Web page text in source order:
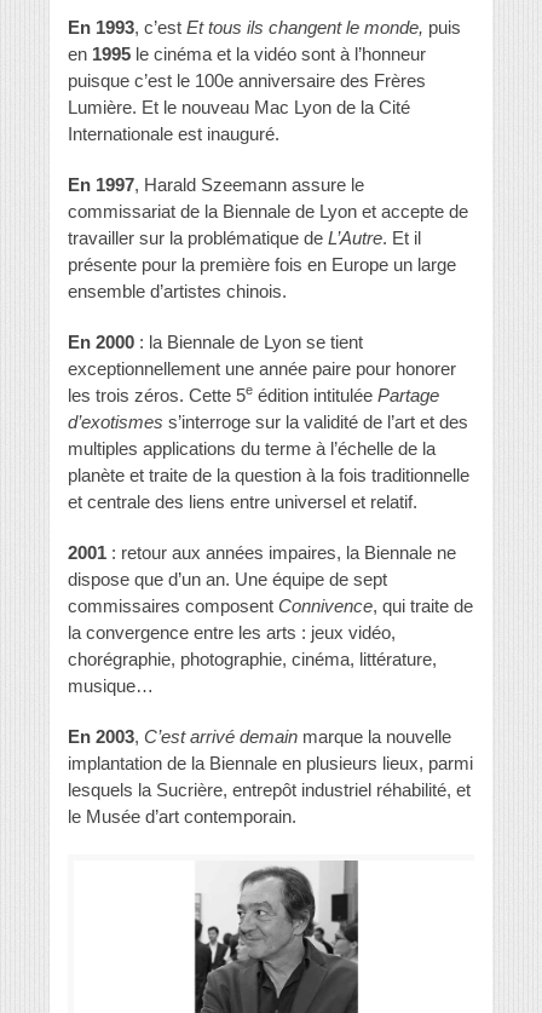
En 1993, c’est Et tous ils changent le monde, puis
en 1995 le cinéma et la vidéo sont à l’honneur
puisque c’est le 100e anniversaire des Frères
Lumière. Et le nouveau Mac Lyon de la Cité
Internationale est inauguré.
En 1997, Harald Szeemann assure le
commissariat de la Biennale de Lyon et accepte de
travailler sur la problématique de L’Autre. Et il
présente pour la première fois en Europe un large
ensemble d’artistes chinois.
En 2000 : la Biennale de Lyon se tient
exceptionnellement une année paire pour honorer
les trois zéros. Cette 5e édition intitulée Partage
d’exotismes s’interroge sur la validité de l’art et des
multiples applications du terme à l’échelle de la
planète et traite de la question à la fois traditionnelle
et centrale des liens entre universel et relatif.
2001 : retour aux années impaires, la Biennale ne
dispose que d’un an. Une équipe de sept
commissaires composent Connivence, qui traite de
la convergence entre les arts : jeux vidéo,
chorégraphie, photographie, cinéma, littérature,
musique…
En 2003, C’est arrivé demain marque la nouvelle
implantation de la Biennale en plusieurs lieux, parmi
lesquels la Sucrière, entrepôt industriel réhabilité, et
le Musée d’art contemporain.